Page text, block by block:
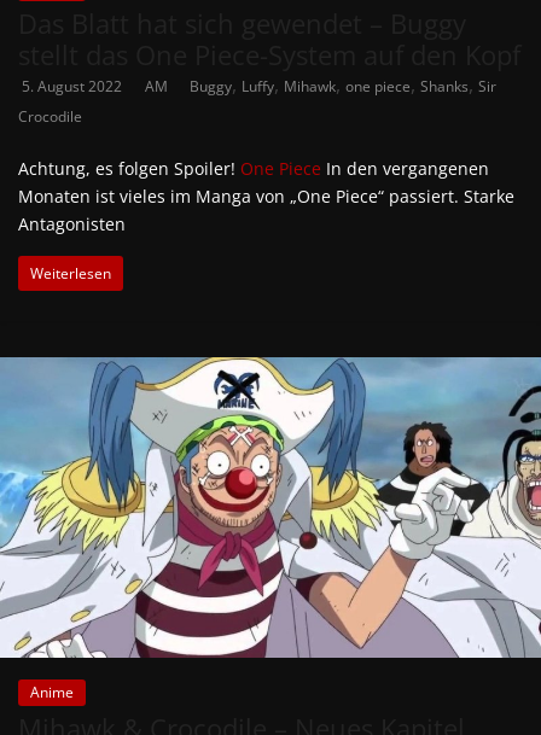
5. August 2022 AM Buggy, Luffy, Mihawk, one piece, Shanks, Sir
Crocodile
Achtung, es folgen Spoiler! One Piece In den vergangenen
Monaten ist vieles im Manga von „One Piece“ passiert. Starke
Antagonisten
Weiterlesen
Anime